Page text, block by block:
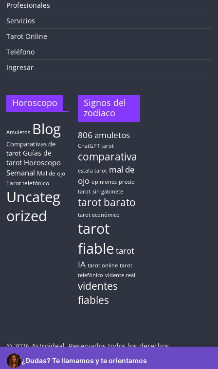
Profesionales
Servicios
Tarot Online
Teléfono
Ingresar
Horoscopo
Amuletos Blog
Comparativas de
tarot Guías de
tarot Horoscopo
Semanal Mal de ojo
Tarot telefónico
Uncateg
orized
Signos del
zodiaco
806 amuletos
ChatGPT tarot
comparativa
estafa tarot mal de
ojo opiniones precio
tarot sin gabinete
tarot barato
tarot económico
tarot
fiable tarot
IA tarot online tarot
telefónico vidente real
videntes
fiables
© 2026 Astroideal. Reservados todos los derechos.
¿Dudas? Te llamamos y te orientamos